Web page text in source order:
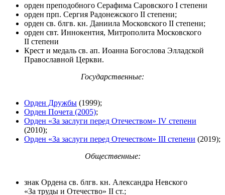
орден преподобного Серафима Саровского I степени
орден прп. Сергия Радонежского II степени;
орден св. блгв. кн. Даниила Московского II степени;
орден свт. Иннокентия, Митрополита Московского
II степени
Крест и медаль св. ап. Иоанна Богослова Элладской
Православной Церкви.
Государственные:
Орден Дружбы (1999);
Орден Почета (2005);
Орден «За заслуги перед Отечеством» IV степени
(2010);
Орден «За заслуги перед Отечеством» III степени (2019);
Общественные:
знак Ордена св. блгв. кн. Александра Невского
«За труды и Отечество» II ст.;